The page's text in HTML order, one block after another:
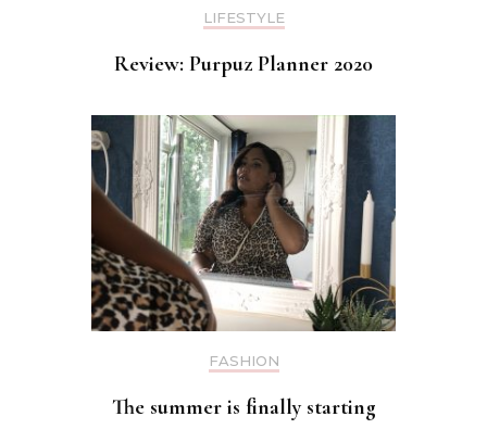
LIFESTYLE
Review: Purpuz Planner 2020
FASHION
The summer is finally starting